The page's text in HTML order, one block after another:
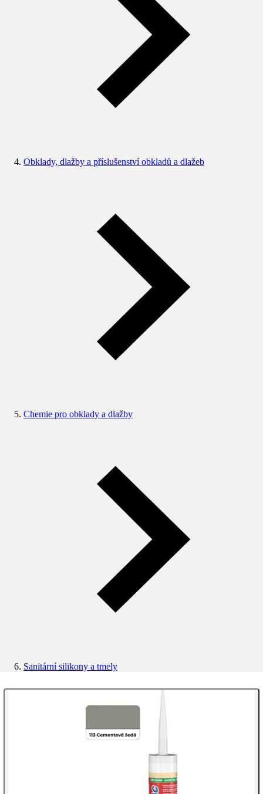
Obklady, dlažby a příslušenství obkladů a dlažeb
Chemie pro obklady a dlažby
Sanitární silikony a tmely